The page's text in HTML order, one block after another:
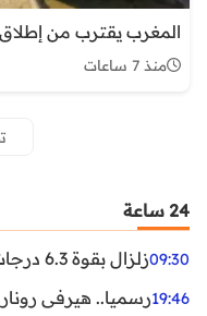
المغرب يقترب من
منذ 7 ساعات
24 ساعة
09:30زلزال بقوة 6.3 درجات يضرب جنوب الفلبين.. ولا تحذير من تسونامي حتى الآن
19:46رسميا.. هيرفي